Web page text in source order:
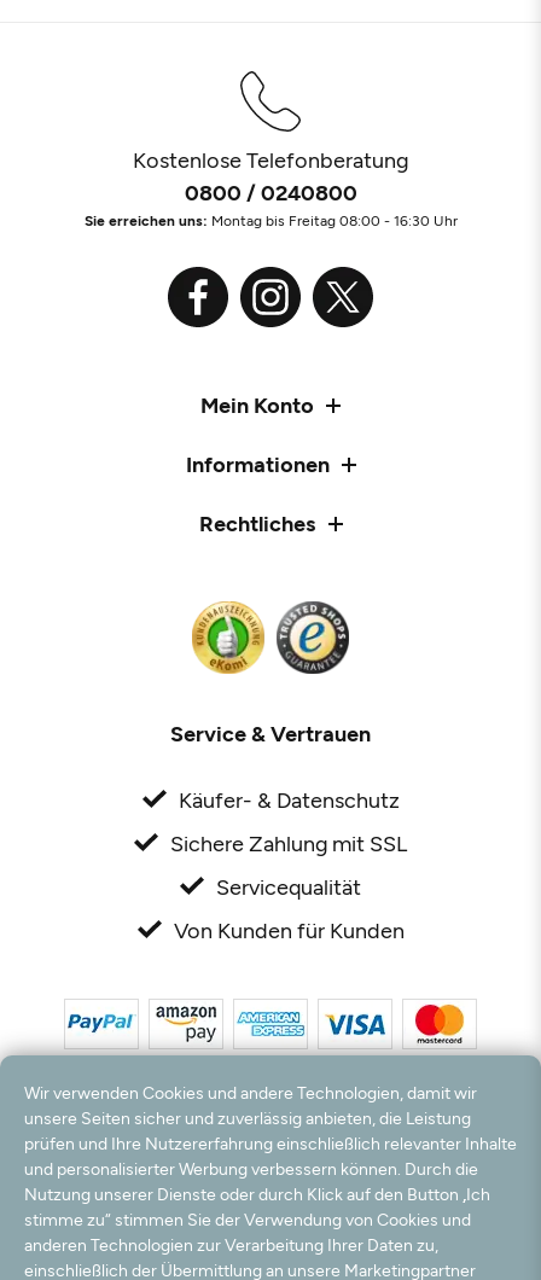
Kostenlose Telefonberatung
0800 / 0240800
Sie erreichen uns: Montag bis Freitag 08:00 - 16:30 Uhr
Mein Konto
Informationen
Rechtliches
Service & Vertrauen
Käufer- & Datenschutz
Sichere Zahlung mit SSL
Servicequalität
Von Kunden für Kunden
*Alle Preise inkl. MwSt. und zzgl. Versandkosten. **Kostenloser Versand und Rückversand
nur innerhalb Deutschlands und Österreichs.
Hinweis:
Wir nutzen Ihre E-Mail Adresse für werbliche Zwecke, die jederzeit widerrufen
werden können. Ihre Daten werden nicht an Dritte weitergegeben.
© 2003 - 2026 Rudolf Hossdorf Teppichhandel e.K. / Alle Rechte vorbehalten. powered by
Wir verwenden Cookies und andere Technologien, damit wir
unsere Seiten sicher und zuverlässig anbieten, die Leistung
prüfen und Ihre Nutzererfahrung einschließlich relevanter Inhalte
und personalisierter Werbung verbessern können. Durch die
Nutzung unserer Dienste oder durch Klick auf den Button „Ich
stimme zu“ stimmen Sie der Verwendung von Cookies und
anderen Technologien zur Verarbeitung Ihrer Daten zu,
einschließlich der Übermittlung an unsere Marketingpartner